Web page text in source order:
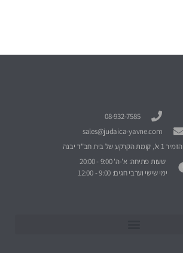
08-932-7585
sales@judaica-yavne.com
הזמיר 1 א', קומת הקרקע של בית חב"ד יבנה
שעות פתיחה: א'-ה' 9:00 - 20:00
ימי שישי וערבי חגים: 9:00 - 12:00